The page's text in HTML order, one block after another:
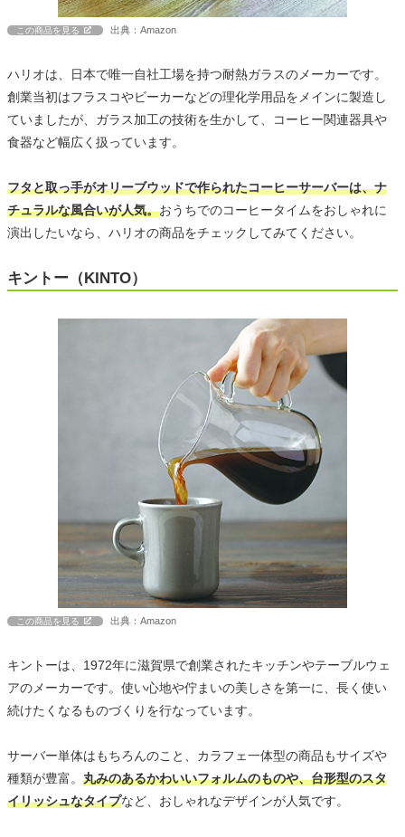
この商品を見る 出典：Amazon
ハリオは、日本で唯一自社工場を持つ耐熱ガラスのメーカーです。
創業当初はフラスコやビーカーなどの理化学用品をメインに製造し
ていましたが、ガラス加工の技術を生かして、コーヒー関連器具や
食器など幅広く扱っています。
フタと取っ手がオリーブウッドで作られたコーヒーサーバーは、ナ
チュラルな風合いが人気。おうちでのコーヒータイムをおしゃれに
演出したいなら、ハリオの商品をチェックしてみてください。
キントー（KINTO）
この商品を見る 出典：Amazon
キントーは、1972年に滋賀県で創業されたキッチンやテーブルウェ
アのメーカーです。使い心地や佇まいの美しさを第一に、長く使い
続けたくなるものづくりを行なっています。
サーバー単体はもちろんのこと、カラフェ一体型の商品もサイズや
種類が豊富。 丸みのあるかわいいフォルムのものや、台形型のスタ
イリッシュなタイプなど、おしゃれなデザインが人気です。